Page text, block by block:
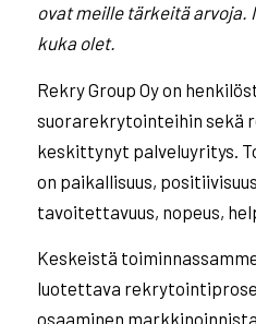
ovat meille tärkeitä arvoja.
kuka olet.
Rekry Group Oy on
suorarekrytointeihin sekä
keskittynyt palveluyritys.
on paikallisuus,
tavoitettavuus, nopeus,
Keskeistä
luotettava
osaaminen